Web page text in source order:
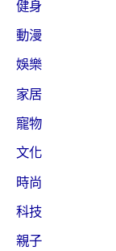
健身
動漫
娛樂
家居
寵物
文化
時尚
科技
親子